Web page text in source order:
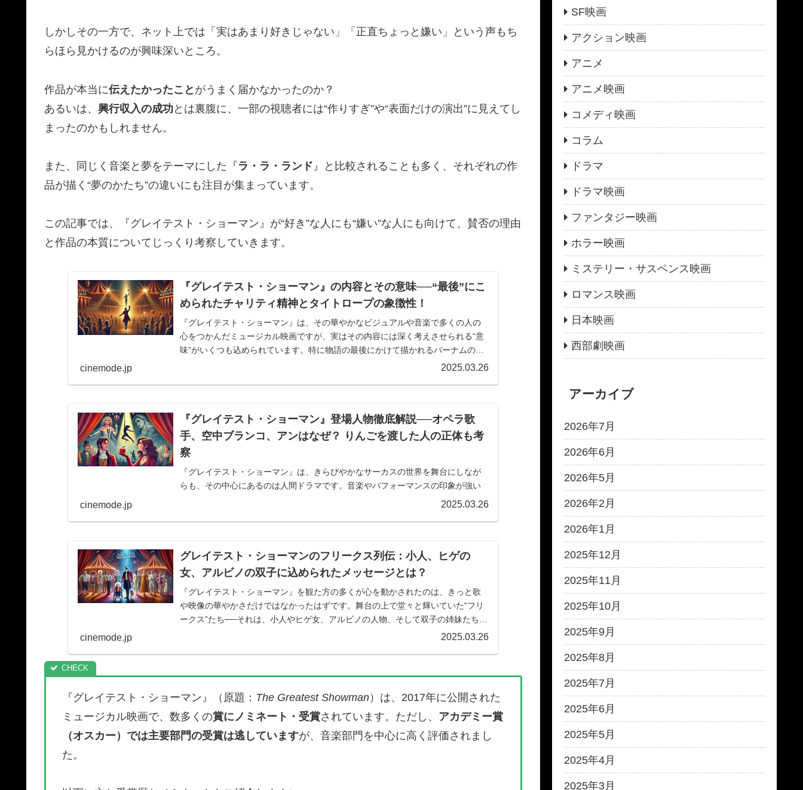
しかしその一方で、ネット上では「実はあまり好きじゃない」「正直ちょっと嫌い」という声もち
らほら見かけるのが興味深いところ。
作品が本当に伝えたかったこと がうまく届かなかったのか？
あるいは、 興行収入の成功 とは裏腹に、一部の視聴者には“作りすぎ”や“表面だけの演出”に見えてし
まったのかもしれません。
また、同じく音楽と夢をテーマにした『 ラ・ラ・ランド 』と比較されることも多く、それぞれの作
品が描く“夢のかたち”の違いにも注目が集まっています。
この記事では、『グレイテスト・ショーマン』が“好き”な人にも“嫌い”な人にも向けて、賛否の理由
と作品の本質についてじっくり考察していきます。
『グレイテスト・ショーマン』の内容とその意味──“最後”にこ
められたチャリティ精神とタイトロープの象徴性！
『グレイテスト・ショーマン』は、その華やかなビジュアルや音楽で多くの人の
心をつかんだミュージカル映画ですが、実はその内容には深く考えさせられる“意
味”がいくつも込められています。特に物語の最後にかけて描かれるバーナムの選
cinemode.jp 2025.03.26
『グレイテスト・ショーマン』登場人物徹底解説──オペラ歌
手、空中ブランコ、アンはなぜ？ りんごを渡した人の正体も考
察
『グレイテスト・ショーマン』は、きらびやかなサーカスの世界を舞台にしなが
らも、その中心にあるのは人間ドラマです。音楽やパフォーマンスの印象が強い
この映画ですが、よく見てみると、登場人物一人ひとりが非常に繊細に描かれて
cinemode.jp 2025.03.26
グレイテスト・ショーマンのフリークス列伝：小人、ヒゲの
女、アルビノの双子に込められたメッセージとは？
『グレイテスト・ショーマン』を観た方の多くが心を動かされたのは、きっと歌
や映像の華やかさだけではなかったはずです。舞台の上で堂々と輝いていた“フリ
ークス”たち──それは、小人やヒゲ女、アルビノの人物、そして双子の姉妹たちと
cinemode.jp 2025.03.26
『グレイテスト・ショーマン』（原題： The Greatest Showman）は、2017年に公開された
ミュージカル映画で、数多くの賞にノミネート・受賞されています。ただし、 アカデミー賞
（オスカー）では主要部門の受賞は逃していますが、音楽部門を中心に高く評価されまし
た。
SF映画
アクション映画
アニメ
アニメ映画
コメディ映画
コラム
ドラマ
ドラマ映画
ファンタジー映画
ホラー映画
ミステリー・サスペンス映画
ロマンス映画
日本映画
西部劇映画
アーカイブ
2026年7月
2026年6月
2026年5月
2026年2月
2026年1月
2025年12月
2025年11月
2025年10月
2025年9月
2025年8月
2025年7月
2025年6月
2025年5月
2025年4月
2025年3月